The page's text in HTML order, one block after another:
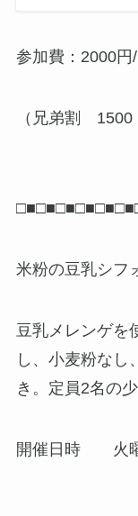
参加費：2000円
（兄弟割 1500
米粉の豆乳シフ
豆乳メレンゲを
し、小麦粉なし
き。定員2名の
開催日時 火曜